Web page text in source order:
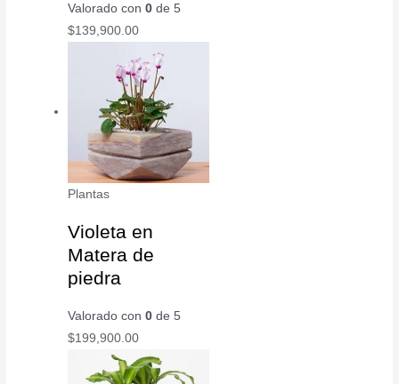
Valorado con 0de 5
$139,900.00
Plantas
Violeta en
Matera de
piedra
Valorado con 0de 5
$199,900.00